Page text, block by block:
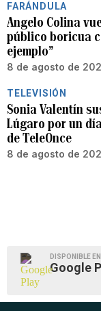
FARÁNDULA
Angelo Colina
público boricua
ejemplo”
8 de agosto de
TELEVISIÓN
Sonia Valentín
Lúgaro por un
de TeleOnce
8 de agosto de
DISPONIBLE EN
Google